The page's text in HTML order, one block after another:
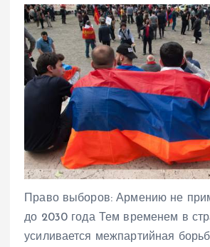
Право выборов: Армению не
до 2030 года Тем временем в
усиливается межпартийная